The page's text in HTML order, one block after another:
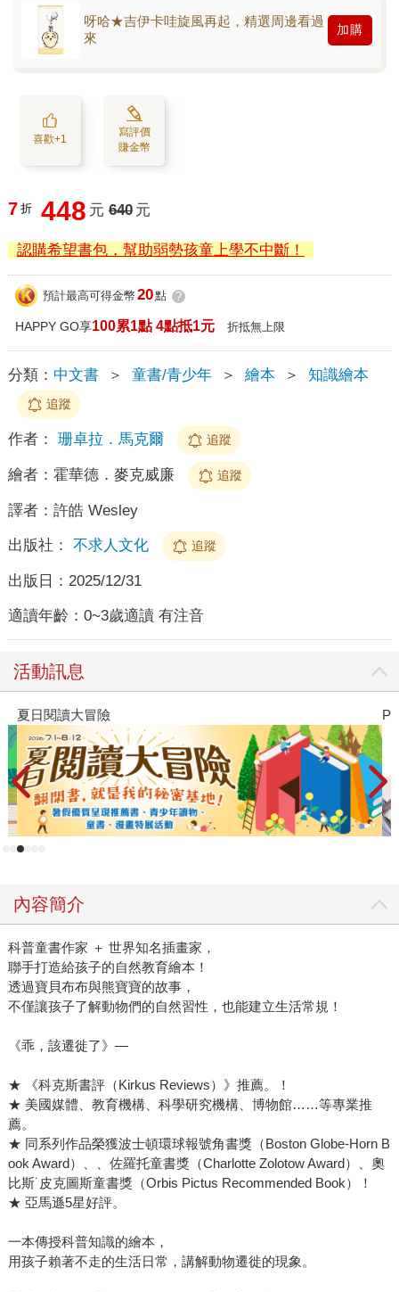
呀哈★吉伊卡哇旋風再起，精選周邊看過
來
加購
喜歡+1
寫評價
賺金幣
7 折 448 元 640 元
認購希望書包，幫助弱勢孩童上學不中斷！
預計最高可得金幣 20點 ?
HAPPY GO享100累1點 4點抵1元 折抵無上限
分類： 中文書 ＞ 童書/青少年 ＞ 繪本 ＞ 知識繪本
追蹤
作者： 珊卓拉．馬克爾 追蹤
繪者： 霍華德．麥克威廉 追蹤
譯者： 許皓 Wesley
出版社： 不求人文化 追蹤
出版日： 2025/12/31
適讀年齡： 0~3歲適讀 有注音
活動訊息
夏日閱讀大冒險
內容簡介
科普童書作家 ＋ 世界知名插畫家，
聯手打造給孩子的自然教育繪本！
透過寶貝布布與熊寶寶的故事，
不僅讓孩子了解動物們的自然習性，也能建立生活常規！
《乖，該遷徙了》—
★ 《科克斯書評（Kirkus Reviews）》推薦。！
★ 美國媒體、教育機構、科學研究機構、博物館……等專業推
薦。
★ 同系列作品榮獲波士頓環球報號角書獎（Boston Globe-Horn B
ook Award）、、佐羅托童書獎（Charlotte Zolotow Award）、奧
比斯˙皮克圖斯童書獎（Orbis Pictus Recommended Book）！
★ 亞馬遜5星好評。
一本傳授科普知識的繪本，
用孩子賴著不走的生活日常，講解動物遷徙的現象。